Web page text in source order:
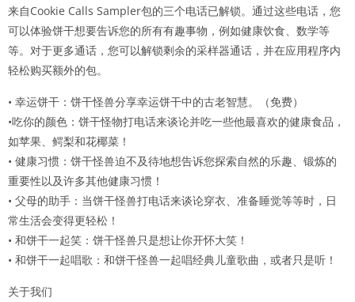
来自Cookie Calls Sampler包的三个电话已解锁。通过这些电话，您
可以体验饼干想要告诉您的所有有趣事物，例如健康饮食、数学等
等。对于更多通话，您可以解锁剩余的采样器通话，并在应用程序内
轻松购买额外的包。
• 幸运饼干：饼干怪兽分享幸运饼干中的古老智慧。（免费）
•吃你的颜色：饼干怪物打电话来谈论并吃一些他最喜欢的健康食品，
如苹果、鳄梨和花椰菜！
• 健康习惯：饼干怪兽迫不及待地想告诉您探索自然的乐趣、锻炼的
重要性以及许多其他健康习惯！
• 父母的助手：当饼干怪兽打电话来谈论穿衣、准备睡觉等等时，日
常生活会变得更轻松！
• 和饼干一起笑：饼干怪兽只是想让你开怀大笑！
• 和饼干一起唱歌：和饼干怪兽一起唱经典儿童歌曲，或者只是听！
关于我们